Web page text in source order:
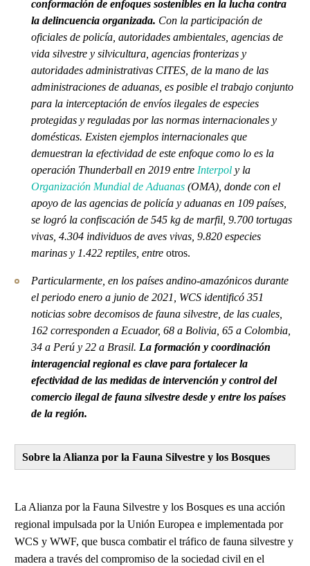
conformación de enfoques sostenibles en la lucha contra
la delincuencia organizada. Con la participación de
oficiales de policía, autoridades ambientales, agencias de
vida silvestre y silvicultura, agencias fronterizas y
autoridades administrativas CITES, de la mano de las
administraciones de aduanas, es posible el trabajo conjunto
para la interceptación de envíos ilegales de especies
protegidas y reguladas por las normas internacionales y
domésticas. Existen ejemplos internacionales que
demuestran la efectividad de este enfoque como lo es la
operación Thunderball en 2019 entre Interpol y la
Organización Mundial de Aduanas (OMA), donde con el
apoyo de las agencias de policía y aduanas en 109 países,
se logró la confiscación de 545 kg de marfil, 9.700 tortugas
vivas, 4.304 individuos de aves vivas, 9.820 especies
marinas y 1.422 reptiles, entre otros.
Particularmente, en los países andino-amazónicos durante
el periodo enero a junio de 2021, WCS identificó 351
noticias sobre decomisos de fauna silvestre, de las cuales,
162 corresponden a Ecuador, 68 a Bolivia, 65 a Colombia,
34 a Perú y 22 a Brasil. La formación y coordinación
interagencial regional es clave para fortalecer la
efectividad de las medidas de intervención y control del
comercio ilegal de fauna silvestre desde y entre los países
de la región.
Sobre la Alianza por la Fauna Silvestre y los Bosques
La Alianza por la Fauna Silvestre y los Bosques es una acción
regional impulsada por la Unión Europea e implementada por
WCS y WWF, que busca combatir el tráfico de fauna silvestre y
madera a través del compromiso de la sociedad civil en el